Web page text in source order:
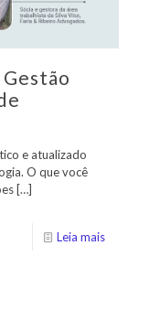
e atualizado
O que você
[…]
Leia mais